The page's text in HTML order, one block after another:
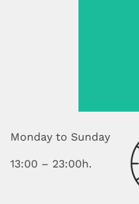
Monday to Sunday
13:00 – 23:00h.